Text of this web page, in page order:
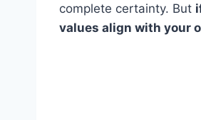
complete certainty. But
values align with your